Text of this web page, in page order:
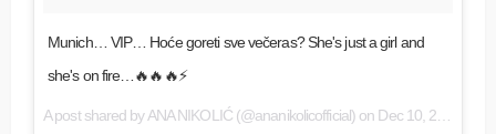
Munich… VIP… Hoće goreti sve večeras? She's just a girl and
she's on fire…🔥🔥🔥⚡️
A post shared byANA NIKOLIĆ(@ananikolicofficial) on Dec 10, 2016 at 3:31pm PST